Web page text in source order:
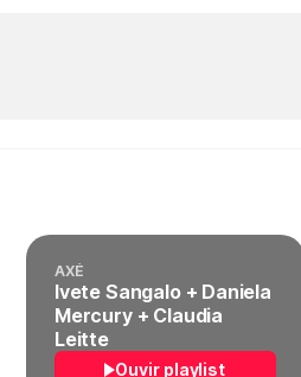
AXÉ
Ivete Sangalo + Daniela
Mercury + Claudia
Leitte
Ouvir playlist